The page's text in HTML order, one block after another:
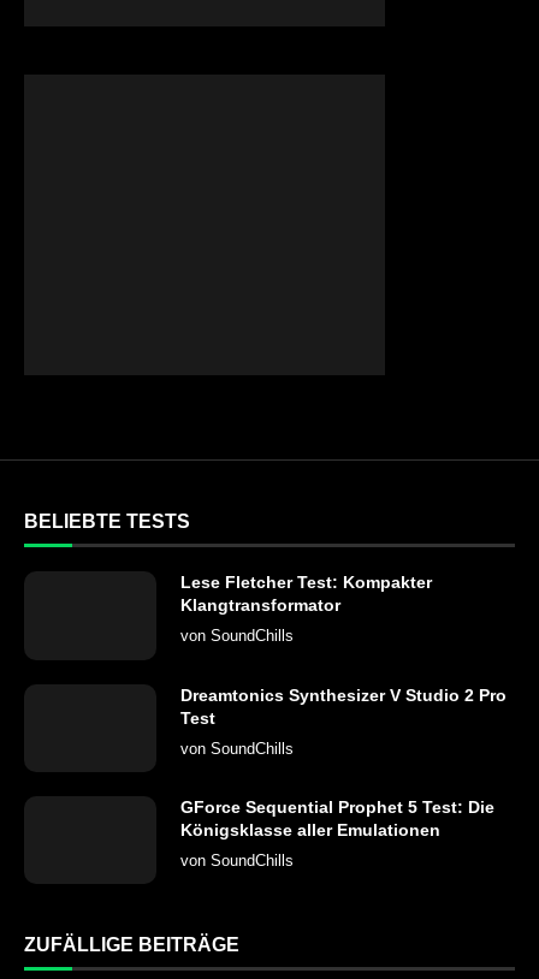
BELIEBTE TESTS
Lese Fletcher Test: Kompakter
Klangtransformator
von SoundChills
Dreamtonics Synthesizer V Studio 2 Pro
Test
von SoundChills
GForce Sequential Prophet 5 Test: Die
Königsklasse aller Emulationen
von SoundChills
ZUFÄLLIGE BEITRÄGE